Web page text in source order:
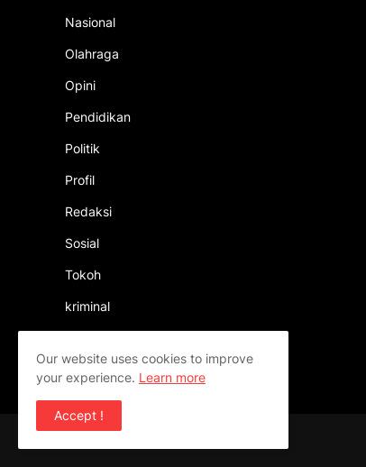
Nasional
Olahraga
Opini
Pendidikan
Politik
Profil
Redaksi
Sosial
Tokoh
kriminal
pariwisata
Our website uses cookies to improve
your experience. Learn more
Accept !